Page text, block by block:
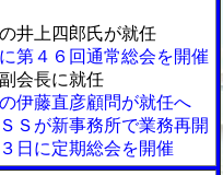
井上四郎氏が就任
第４６回通常総会を開催
会長に就任
伊藤直彦顧問が就任へ
Ｓが新事務所で業務再開
日に定期総会を開催